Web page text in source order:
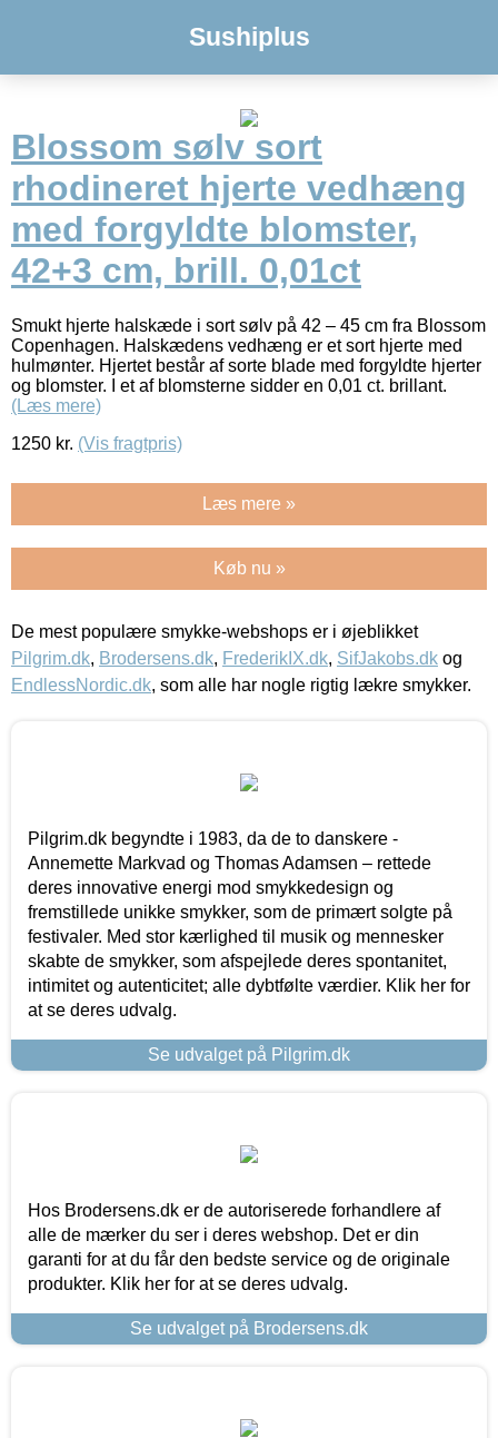
Sushiplus
Blossom sølv sort
rhodineret hjerte vedhæng
med forgyldte blomster,
42+3 cm, brill. 0,01ct
Smukt hjerte halskæde i sort sølv på 42 – 45 cm fra Blossom
Copenhagen. Halskædens vedhæng er et sort hjerte med
hulmønter. Hjertet består af sorte blade med forgyldte hjerter
og blomster. I et af blomsterne sidder en 0,01 ct. brillant.
(Læs mere)
1250 kr. (Vis fragtpris)
Læs mere »
Køb nu »
De mest populære smykke-webshops er i øjeblikket
Pilgrim.dk, Brodersens.dk, FrederikIX.dk, SifJakobs.dk og
EndlessNordic.dk, som alle har nogle rigtig lækre smykker.
Pilgrim.dk begyndte i 1983, da de to danskere -
Annemette Markvad og Thomas Adamsen – rettede
deres innovative energi mod smykkedesign og
fremstillede unikke smykker, som de primært solgte på
festivaler. Med stor kærlighed til musik og mennesker
skabte de smykker, som afspejlede deres spontanitet,
intimitet og autenticitet; alle dybtfølte værdier. Klik her for
at se deres udvalg.
Se udvalget på Pilgrim.dk
Hos Brodersens.dk er de autoriserede forhandlere af
alle de mærker du ser i deres webshop. Det er din
garanti for at du får den bedste service og de originale
produkter. Klik her for at se deres udvalg.
Se udvalget på Brodersens.dk